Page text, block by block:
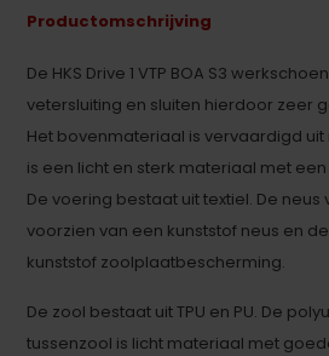
Productomschrijving
De HKS Drive 1 VTP BOA S3
vetersluiting en sluiten hierdoor zeer
Het bovenmateriaal is vervaardigd
is een licht en sterk materiaal met
De voering bestaat uit textiel. De neus
voorzien van een kunststof neus en
kunststof zoolplaatbescherming.
De zool bestaat uit TPU en PU. De
tussenzool is licht materiaal met